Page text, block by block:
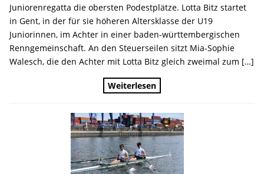
Juniorenregatta die obersten Podestplätze. Lotta Bitz startet
in Gent, in der für sie höheren Altersklasse der U19
Juniorinnen, im Achter in einer baden-württembergischen
Renngemeinschaft. An den Steuerseilen sitzt Mia-Sophie
Walesch, die den Achter mit Lotta Bitz gleich zweimal zum […]
Weiterlesen